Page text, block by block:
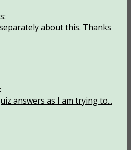
about this. Thanks
answers as I am trying to...